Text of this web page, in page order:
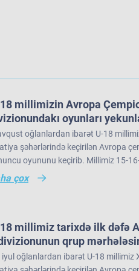
millimizin Avropa
oyunları
oğlanlardan ibarət U-18
şəhərlərində keçirilən Avropa
oyununu keçirib. Millimiz 15-
İslandiya seçməsinə 73:91
çempionatı B divizionunu 22
çox
millimiz tarixdə ilk dəfə
qrup
iyul oğlanlardan ibarət U-18 millimiz